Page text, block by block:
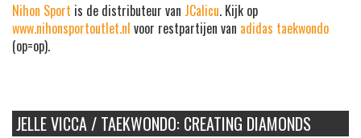
Nihon Sport is de distributeur van JCalicu. Kijk op
www.nihonsportoutlet.nl voor restpartijen van adidas taekwondo
(op=op).
JELLE VICCA / TAEKWONDO: CREATING DIAMONDS